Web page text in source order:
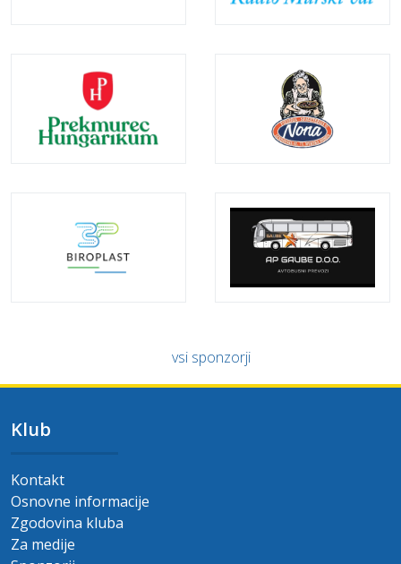
vsi sponzorji
Klub
Kontakt
Osnovne informacije
Zgodovina kluba
Za medije